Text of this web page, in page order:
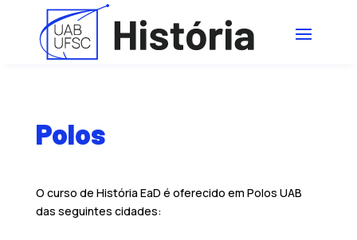
Polos
O curso de História EaD é oferecido em Polos UAB
das seguintes cidades: